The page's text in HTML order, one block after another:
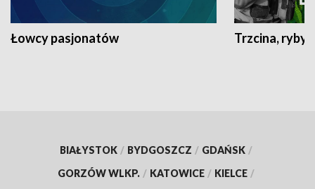
Łowcy pasjonatów Trzcina, ryby
BIAŁYSTOK / BYDGOSZCZ / GDAŃSK /
GORZÓW WLKP. / KATOWICE / KIELCE /